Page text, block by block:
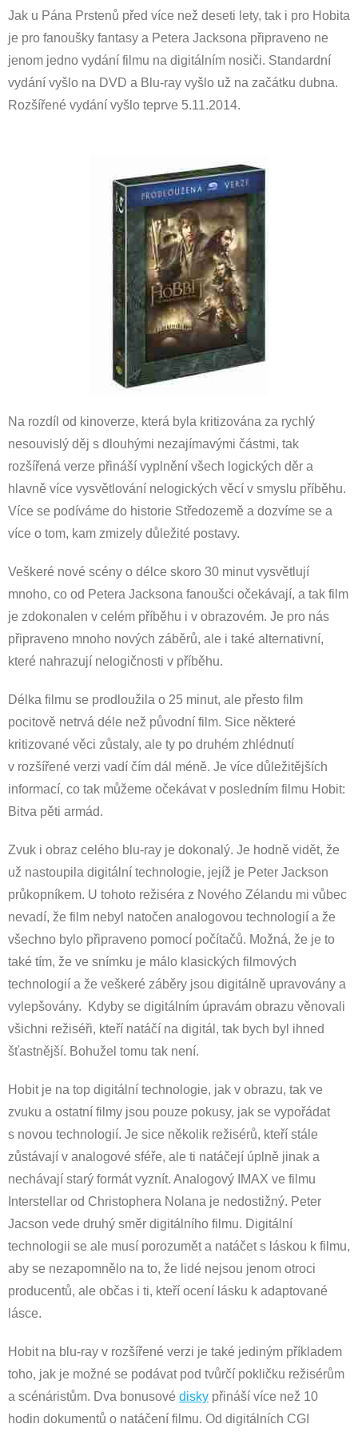
Jak u Pána Prstenů před více než deseti lety, tak i pro Hobita
je pro fanoušky fantasy a Petera Jacksona připraveno ne
jenom jedno vydání filmu na digitálním nosiči. Standardní
vydání vyšlo na DVD a Blu-ray vyšlo už na začátku dubna.
Rozšířené vydání vyšlo teprve 5.11.2014.
Na rozdíl od kinoverze, která byla kritizována za rychlý
nesouvislý děj s dlouhými nezajímavými částmi, tak
rozšířená verze přináší vyplnění všech logických děr a
hlavně více vysvětlování nelogických věcí v smyslu příběhu.
Více se podíváme do historie Středozemě a dozvíme se a
více o tom, kam zmizely důležité postavy.
Veškeré nové scény o délce skoro 30 minut vysvětlují
mnoho, co od Petera Jacksona fanoušci očekávají, a tak film
je zdokonalen v celém příběhu i v obrazovém. Je pro nás
připraveno mnoho nových záběrů, ale i také alternativní,
které nahrazují nelogičnosti v příběhu.
Délka filmu se prodloužila o 25 minut, ale přesto film
pocitově netrvá déle než původní film. Sice některé
kritizované věci zůstaly, ale ty po druhém zhlédnutí
v rozšířené verzi vadí čím dál méně. Je více důležitějších
informací, co tak můžeme očekávat v posledním filmu Hobit:
Bitva pěti armád.
Zvuk i obraz celého blu-ray je dokonalý. Je hodně vidět, že
už nastoupila digitální technologie, jejíž je Peter Jackson
průkopníkem. U tohoto režiséra z Nového Zélandu mi vůbec
nevadí, že film nebyl natočen analogovou technologií a že
všechno bylo připraveno pomocí počítačů. Možná, že je to
také tím, že ve snímku je málo klasických filmových
technologií a že veškeré záběry jsou digitálně upravovány a
vylepšovány. Kdyby se digitálním úpravám obrazu věnovali
všichni režiséři, kteří natáčí na digitál, tak bych byl ihned
šťastnější. Bohužel tomu tak není.
Hobit je na top digitální technologie, jak v obrazu, tak ve
zvuku a ostatní filmy jsou pouze pokusy, jak se vypořádat
s novou technologií. Je sice několik režisérů, kteří stále
zůstávají v analogové sféře, ale ti natáčejí úplně jinak a
nechávají starý formát vyznít. Analogový IMAX ve filmu
Interstellar od Christophera Nolana je nedostižný. Peter
Jacson vede druhý směr digitálního filmu. Digitální
technologii se ale musí porozumět a natáčet s láskou k filmu,
aby se nezapomnělo na to, že lidé nejsou jenom otroci
producentů, ale občas i ti, kteří ocení lásku k adaptované
lásce.
Hobit na blu-ray v rozšířené verzi je také jediným příkladem
toho, jak je možné se podávat pod tvůrčí pokličku režisérům
a scénáristům. Dva bonusové disky přináší více než 10
hodin dokumentů o natáčení filmu. Od digitálních CGI